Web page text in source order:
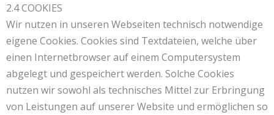
2.4 COOKIES
Wir nutzen in unseren Webseiten technisch notwendige
eigene Cookies. Cookies sind Textdateien, welche über
einen Internetbrowser auf einem Computersystem
abgelegt und gespeichert werden. Solche Cookies
nutzen wir sowohl als technisches Mittel zur Erbringung
von Leistungen auf unserer Website und ermöglichen so